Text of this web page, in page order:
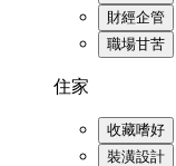
財經企管
職場甘苦
住家
收藏嗜好
裝潢設計